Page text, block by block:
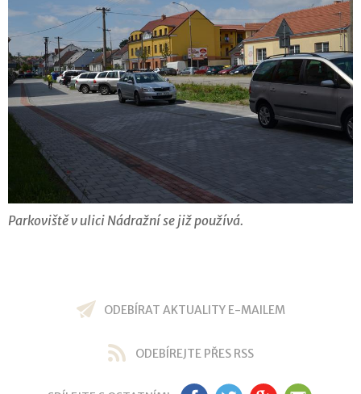
Parkoviště v ulici Nádražní se již používá.
ODEBÍRAT AKTUALITY E-MAILEM
ODEBÍREJTE PŘES RSS